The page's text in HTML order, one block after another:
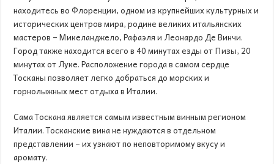
находитесь во Флоренции, одном из крупнейших культурных и
исторических центров мира, родине великих итальянских
мастеров – Микеланджело, Рафаэля и Леонардо Де Винчи.
Город также находится всего в 40 минутах езды от Пизы, 20
минутах от Луке. Расположение города в самом сердце
Тосканы позволяет легко добраться до морских и
горнолыжных мест отдыха в Италии.
Сама Тоскана является самым известным винным регионом
Италии. Тосканские вина не нуждаются в отдельном
представлении – их узнают по неповторимому вкусу и
аромату.